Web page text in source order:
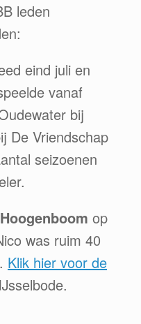
leden
eind juli en
vanaf
bij
De Vriendschap
seizoenen
op
was ruim 40
Klik hier voor de